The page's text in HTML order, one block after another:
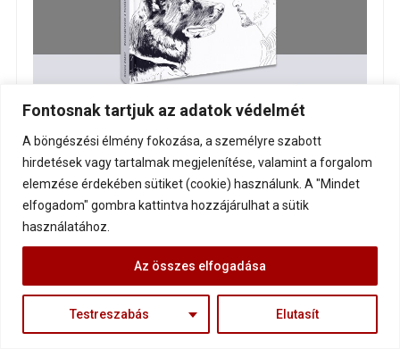
Fontosnak tartjuk az adatok védelmét
A böngészési élmény fokozása, a személyre szabott
hirdetések vagy tartalmak megjelenítése, valamint a forgalom
elemzése érdekében sütiket (cookie) használunk. A "Mindet
elfogadom" gombra kattintva hozzájárulhat a sütik
használatához.
Testreszabás Elutasít
Az összes elfogadása